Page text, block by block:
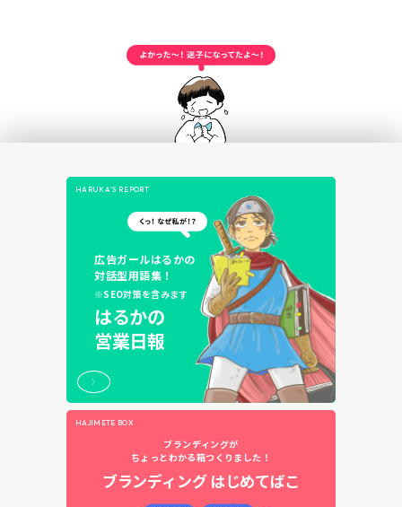
HARUKA’S REPORT
広告ガールはるかの
対話型用語集！
※SEO対策を含みます
はるかの
営業日報
HAJIMETE BOX
ブランディングが
ちょっとわかる箱つくりました！
ブランディング はじめてばこ